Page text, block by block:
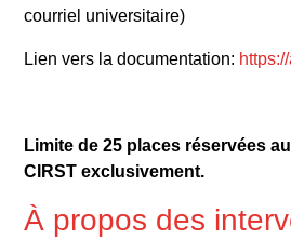
courriel universitaire)
Lien vers la documentation:
Limite de 25 places réservées
CIRST exclusivement.
À propos des